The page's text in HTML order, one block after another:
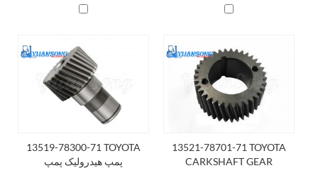
13519-78300-71 TOYOTA
پمپ هیدرولیک پمپ
13521-78701-71 TOYOTA
CARKSHAFT GEAR